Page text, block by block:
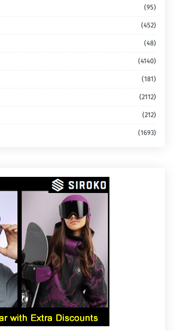
(95)
(452)
(48)
(4140)
(181)
(2112)
(212)
(1693)